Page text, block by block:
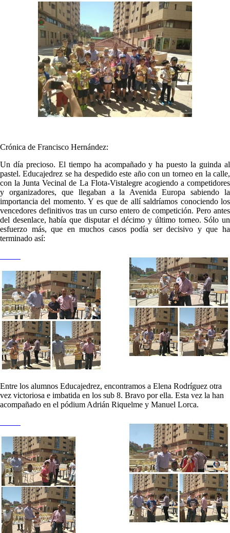
Crónica de Francisco Hernández:
Un día precioso. El tiempo ha acompañado y ha puesto la guinda al
pastel. Educajedrez se ha despedido este año con un torneo en la calle,
con la Junta Vecinal de La Flota-Vistalegre acogiendo a competidores
y organizadores, que llegaban a la Avenida Europa sabiendo la
importancia del momento. Y es que de allí saldríamos conociendo los
vencedores definitivos tras un curso entero de competición. Pero antes
del desenlace, había que disputar el décimo y último torneo. Sólo un
esfuerzo más, que en muchos casos podía ser decisivo y que ha
terminado así:
Entre los alumnos Educajedrez, encontramos a Elena Rodríguez otra
vez victoriosa e imbatida en los sub 8. Bravo por ella. Esta vez la han
acompañado en el pódium Adrián Riquelme y Manuel Lorca.